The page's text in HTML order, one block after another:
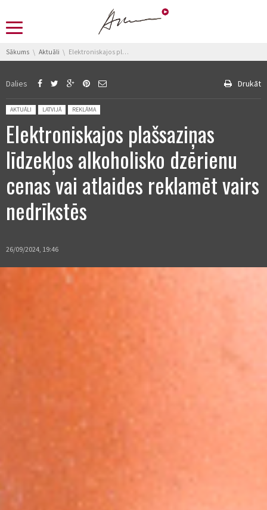
You are here:
Sākums Aktuāli Elektroniskajos plašsaziņas līdzekļos alkoholisko dzērienu cenas vai atlaides reklamēt vairs nedrīkstēs
Dalies Drukāt
Posted in:
AKTUĀLI LATVIJĀ REKLĀMA
Elektroniskajos plašsaziņas
līdzekļos alkoholisko dzērienu
cenas vai atlaides reklamēt vairs
nedrīkstēs
26/09/2024, 19:46